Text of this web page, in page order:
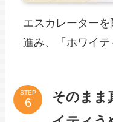
エスカレーター
進み、「ホワイテ
STEP
そのまま